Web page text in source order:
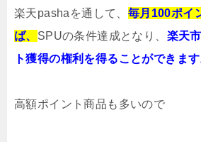
楽天pashaを通して、 毎月100ポイ
ば、 SPUの条件達成となり、 楽天
ト獲得の権利を得ることができます
高額ポイント商品も多いので